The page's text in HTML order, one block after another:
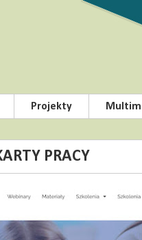
Projekty
PRACY